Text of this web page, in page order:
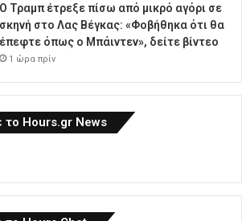
Ο Τραμπ έτρεξε πίσω από μικρό αγόρι σε
σκηνή στο Λας Βέγκας: «Φοβήθηκα ότι θα
έπεφτε όπως ο Μπάιντεν», δείτε βίντεο
1 ώρα πρίν
το Hours.gr News